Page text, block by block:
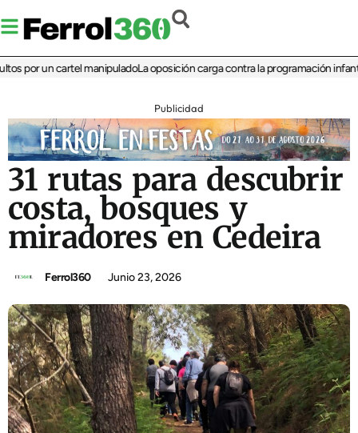
un cartel manipuladoLa oposición carga contra la programación infantil de
Publicidad
31 rutas para descubrir
costa, bosques y
miradores en Cedeira
Ferrol360 Junio 23, 2026